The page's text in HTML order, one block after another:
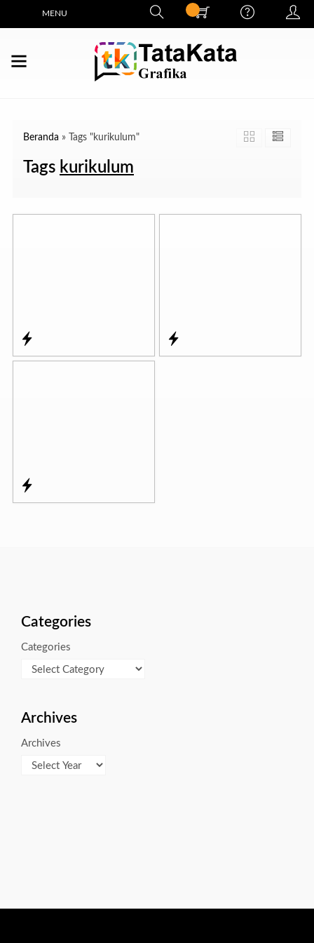
MENU
Beranda » Tags "kurikulum"
Tags kurikulum
Categories
Categories
Archives
Archives